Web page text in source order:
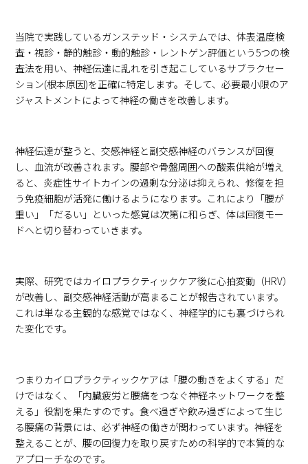
当院で実践しているガンステッド・システムでは、体表温度検
査・視診・静的触診・動的触診・レントゲン評価という5つの検
査法を用い、神経伝達に乱れを引き起こしているサブラクセー
ション(根本原因)を正確に特定します。そして、必要最小限のア
ジャストメントによって神経の働きを改善します。
神経伝達が整うと、交感神経と副交感神経のバランスが回復
し、血流が改善されます。腰部や骨盤周囲への酸素供給が増え
ると、炎症性サイトカインの過剰な分泌は抑えられ、修復を担
う免疫細胞が活発に働けるようになります。これにより「腰が
重い」「だるい」といった感覚は次第に和らぎ、体は回復モー
ドへと切り替わっていきます。
実際、研究ではカイロプラクティックケア後に心拍変動（HRV）
が改善し、副交感神経活動が高まることが報告されています。
これは単なる主観的な感覚ではなく、神経学的にも裏づけられ
た変化です。
つまりカイロプラクティックケアは「腰の動きをよくする」だ
けではなく、「内臓疲労と腰痛をつなぐ神経ネットワークを整
える」役割を果たすのです。食べ過ぎや飲み過ぎによって生じ
る腰痛の背景には、必ず神経の働きが関わっています。神経を
整えることが、腰の回復力を取り戻すための科学的で本質的な
アプローチなのです。